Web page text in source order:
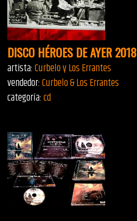
DISCO HÉROES DE AYER 2018
artista:Curbelo y Los Errantes
vendedor:Curbelo & Los Errantes
categoría:cd